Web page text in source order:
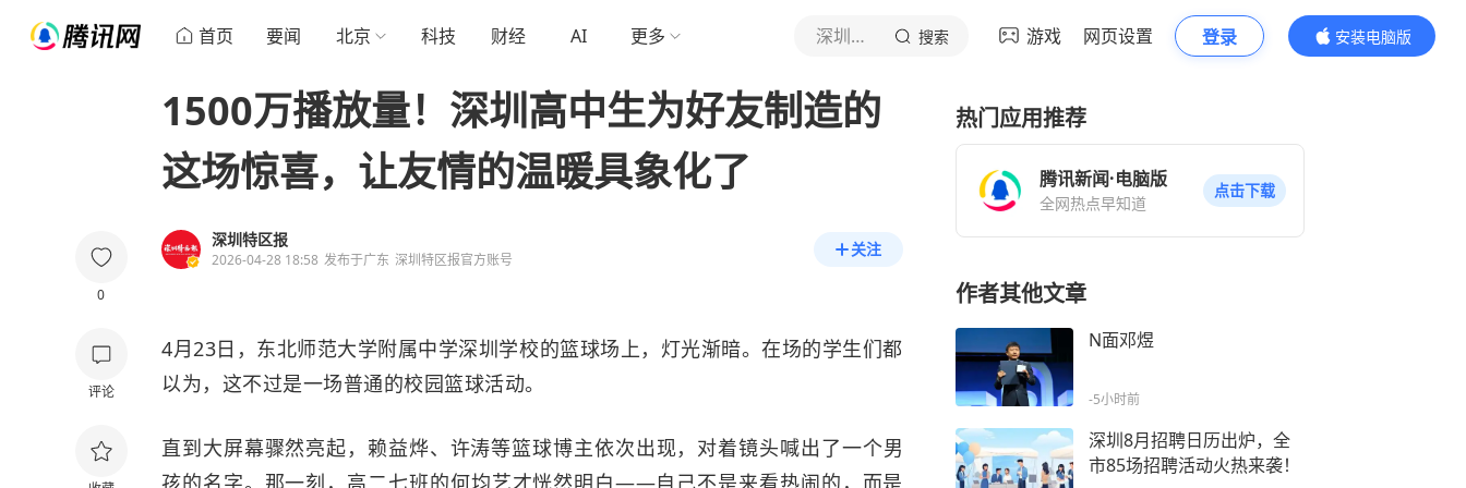
首页 要闻 北京 科技 财经 AI 更多 深圳特区报 搜索 游戏 网页设置 登录
安装电脑版
内容更精彩
0
评论
1500万播放量！深圳高中生为好友制造的
这场惊喜，让友情的温暖具象化了
深圳特区报
2026-04-28 18:58 发布于广东 深圳特区报官方账号
关注
4月23日，东北师范大学附属中学深圳学校的篮球场上，灯光渐暗。在场的学生们都
以为，这不过是一场普通的校园篮球活动。
直到大屏幕骤然亮起，赖益烨、许涛等篮球博主依次出现，对着镜头喊出了一个男
孩的名字。那一刻，高二七班的何均艺才恍然明白——自己不是来看热闹的，而是
热门应用推荐
腾讯新闻·电脑版
全网热点早知道
点击下载
作者其他文章
N面邓煜
-5小时前
深圳8月招聘日历出炉，全
市85场招聘活动火热来袭！